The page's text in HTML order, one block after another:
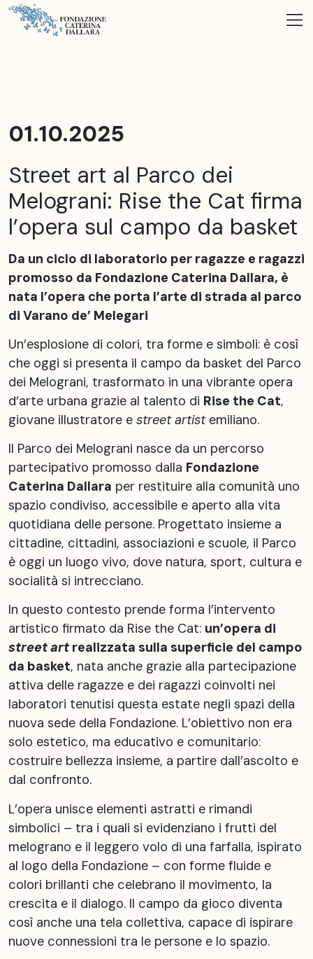
01.10.2025
Street art al Parco dei
Melograni: Rise the Cat firma
l’opera sul campo da basket
Da un ciclo di laboratorio per ragazze e ragazzi
promosso da Fondazione Caterina Dallara, è
nata l’opera che porta l’arte di strada al parco
di Varano de’ Melegari
Un’esplosione di colori, tra forme e simboli: è così
che oggi si presenta il campo da basket del Parco
dei Melograni, trasformato in una vibrante opera
d’arte urbana grazie al talento di Rise the Cat,
giovane illustratore e street artistemiliano.
Il Parco dei Melograni nasce da un percorso
partecipativo promosso dalla Fondazione
Caterina Dallara per restituire alla comunità uno
spazio condiviso, accessibile e aperto alla vita
quotidiana delle persone. Progettato insieme a
cittadine, cittadini, associazioni e scuole, il Parco
è oggi un luogo vivo, dove natura, sport, cultura e
socialità si intrecciano.
In questo contesto prende forma l’intervento
artistico firmato da Rise the Cat: un’opera di
street art realizzata sulla superficie del campo
da basket, nata anche grazie alla partecipazione
attiva delle ragazze e dei ragazzi coinvolti nei
laboratori tenutisi questa estate negli spazi della
nuova sede della Fondazione. L’obiettivo non era
solo estetico, ma educativo e comunitario:
costruire bellezza insieme, a partire dall’ascolto e
dal confronto.
L’opera unisce elementi astratti e rimandi
simbolici – tra i quali si evidenziano i frutti del
melograno e il leggero volo di una farfalla, ispirato
al logo della Fondazione – con forme fluide e
colori brillanti che celebrano il movimento, la
crescita e il dialogo. Il campo da gioco diventa
così anche una tela collettiva, capace di ispirare
nuove connessioni tra le persone e lo spazio.